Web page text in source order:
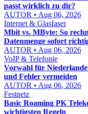
passt wirklich zu dir?
AUTOR • Aug 06, 2026
Internet & Glasfaser
Mbit vs. MByte: So
Datenmenge sofort
AUTOR • Aug 06, 2026
VoIP & Telefonie
Vorwahl für
und Fehler vermeiden
AUTOR • Aug 06, 2026
Festnetz
Basic Roaming PK
wichtigsten Regeln